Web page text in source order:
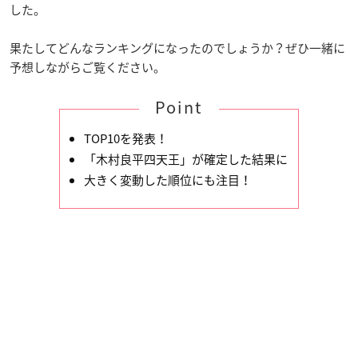
した。
果たしてどんなランキングになったのでしょうか？ぜひ一緒に
予想しながらご覧ください。
Point
TOP10を発表！
「木村良平四天王」が確定した結果に
大きく変動した順位にも注目！